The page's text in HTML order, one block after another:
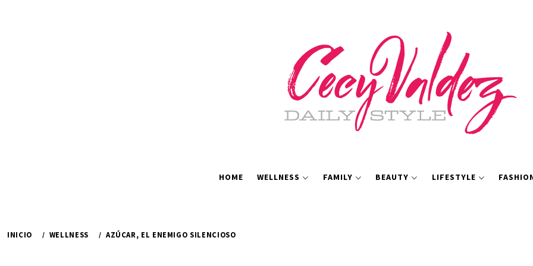
HOME WELLNESS FAMILY BEAUTY LIFESTYLE
INICIO WELLNESS AZÚCAR, EL ENEMIGO SILENCIOSO